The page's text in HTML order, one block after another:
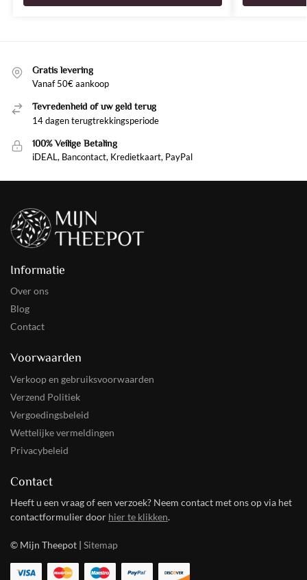
Gratis levering
Vanaf 50€ aankoop
Tevredenheid of uw geld terug
14 dagen terugtrekkingsperiode
100% Veilige Betaling
iDEAL, Bancontact, Kredietkaart, PayPal
Informatie
Over ons
Blog
Contact
Voorwaarden
Verkoop en gebruiksvoorwaarden
Verzend Politiek
Vergoedingsbeleid
Wettelijke vermeldingen
Privacybeleid
Contact
Heeft u een vraag of een verzoek? Neem contact met ons op via het
contactformulier door hier te klikken.
© Mijn Theepot | Sitemap